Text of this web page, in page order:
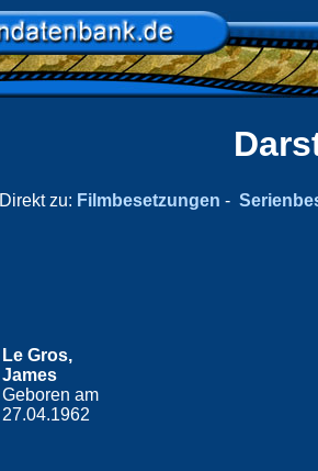
Direkt zu: Filmbesetzungen -
Le Gros,
James
Geboren am
27.04.1962